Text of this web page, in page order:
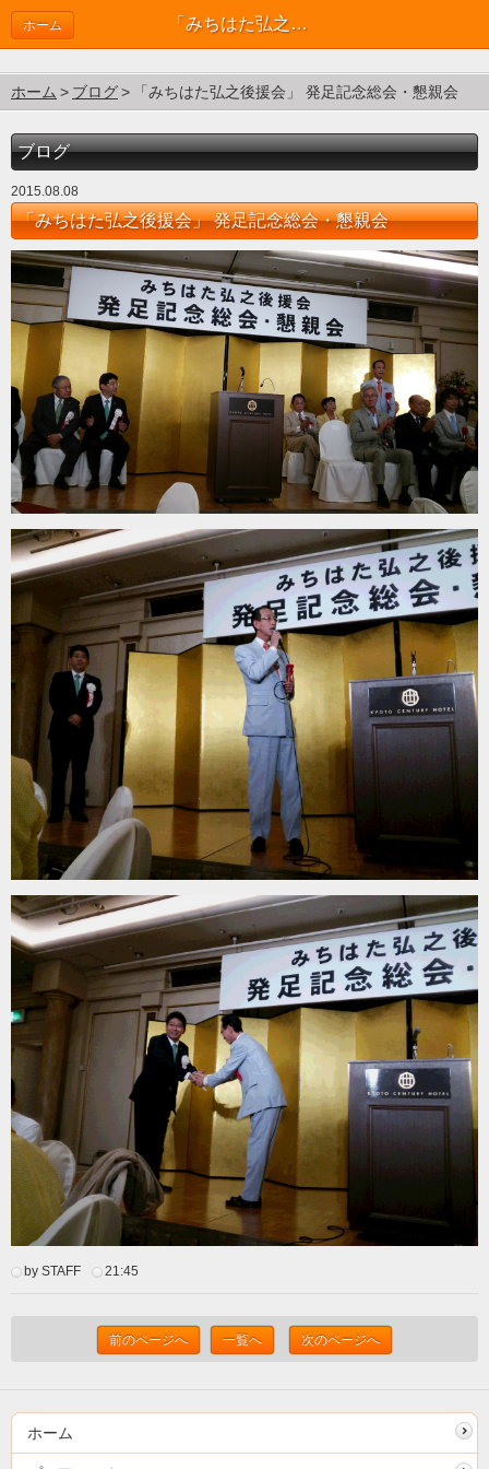
「みちはた弘之後援会」 発足記念総会・懇親会 | ブログ
ホーム
ホーム ブログ 「みちはた弘之後援会」 発足記念総会・懇親会
ブログ
2015.08.08
「みちはた弘之後援会」 発足記念総会・懇親会
by STAFF 21:45
前のページへ 一覧へ 次のページへ
ホーム